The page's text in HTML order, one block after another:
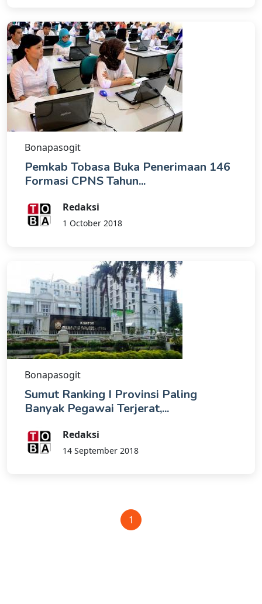
Bonapasogit
Pemkab Tobasa Buka Penerimaan 146
Formasi CPNS Tahun...
Redaksi
1 October 2018
Bonapasogit
Sumut Ranking I Provinsi Paling
Banyak Pegawai Terjerat,...
Redaksi
14 September 2018
1